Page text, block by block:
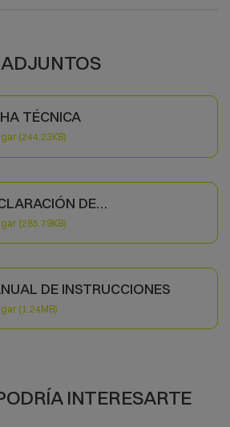
ADJUNTOS
TÉCNICA
(244.23KB)
DE
(285.79KB)
DE INSTRUCCIONES
(1.24MB)
INTERESARTE